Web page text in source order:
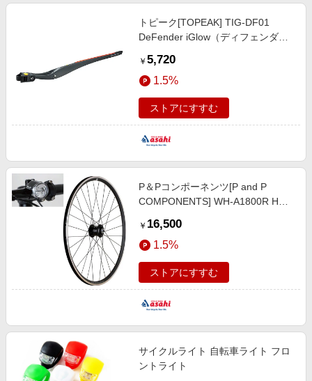
トピーク[TOPEAK] TIG-DF01
DeFender iGlow（ディフェンダー
アディフェンダー 泥よけ 後用 泥除
け(フェンダー)
￥ 5,720
1.5%
ストアにすすむ
P＆Pコンポーネンツ[P and P
COMPONENTS] WH-A1800R HD2
ライト／反射材
￥ 16,500
1.5%
ストアにすすむ
サイクルライト 自転車ライト フロ
ントライト